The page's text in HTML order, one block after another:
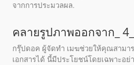
จากการประมวลผล.
คลายรูปภาพออกจาก_
กรุ๊ปดอค ผู้จัดทํา เมฆช่วยให้คุณสามา
เอกสารได้ นี้มีประโยชน์โดยเฉพาะอย่